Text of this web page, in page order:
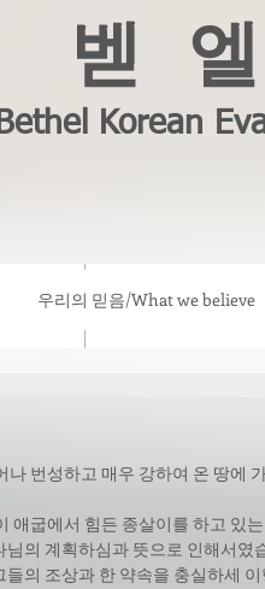
벧
Bethel Korean
believe 설교 / Sermon
우리의 믿음/What we believe
번성하고 매우 강하여 온 땅에
애굽에서 힘든 종살이를 하고 있
의 계획하심과 뜻으로 인해서였
의 조상과 한 약속을 충실하세